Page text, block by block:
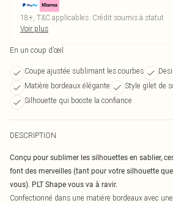
18+, T&C applicables. Crédit soumis à statut
Voir plus
En un coup d’œil
Coupe ajustée sublimant les courbes
Matière bordeaux élégante
Style gilet de
Silhouette qui booste la confiance
DESCRIPTION
Conçu pour sublimer les silhouettes en sablier,
font des merveilles (tant pour votre silhouette
vous). PLT Shape vous va à ravir.
Confectionné dans une matière bordeaux avec